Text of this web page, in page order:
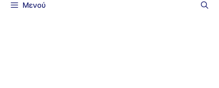
Μενού